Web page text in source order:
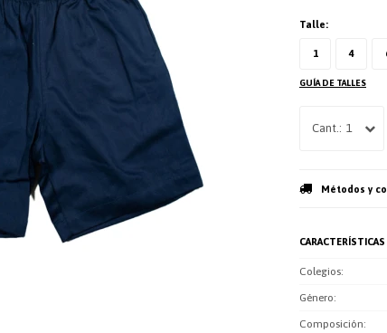
Talle:
1 4
GUÍA DE TALLES
1
Métodos y
CARACTERÍSTICAS
Colegios
Género
Composición